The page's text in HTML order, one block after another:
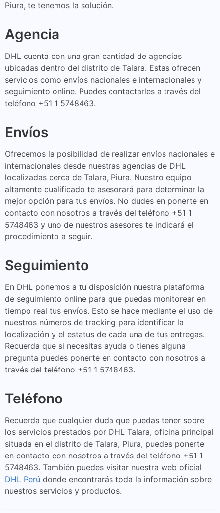
Piura, te tenemos la solución.
Agencia
DHL cuenta con una gran cantidad de agencias
ubicadas dentro del distrito de Talara. Estas ofrecen
servicios como envíos nacionales e internacionales y
seguimiento online. Puedes contactarles a través del
teléfono +51 1 5748463.
Envíos
Ofrecemos la posibilidad de realizar envíos nacionales e
internacionales desde nuestras agencias de DHL
localizadas cerca de Talara, Piura. Nuestro equipo
altamente cualificado te asesorará para determinar la
mejor opción para tus envíos. No dudes en ponerte en
contacto con nosotros a través del teléfono +51 1
5748463 y uno de nuestros asesores te indicará el
procedimiento a seguir.
Seguimiento
En DHL ponemos a tu disposición nuestra plataforma
de seguimiento online para que puedas monitorear en
tiempo real tus envíos. Esto se hace mediante el uso de
nuestros números de tracking para identificar la
localización y el estatus de cada una de tus entregas.
Recuerda que si necesitas ayuda o tienes alguna
pregunta puedes ponerte en contacto con nosotros a
través del teléfono +51 1 5748463.
Teléfono
Recuerda que cualquier duda que puedas tener sobre
los servicios prestados por DHL Talara, oficina principal
situada en el distrito de Talara, Piura, puedes ponerte
en contacto con nosotros a través del teléfono +51 1
5748463. También puedes visitar nuestra web oficial
DHL Perú donde encontrarás toda la información sobre
nuestros servicios y productos.